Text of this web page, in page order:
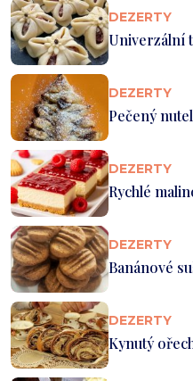
DEZERTY
Univerzální
DEZERTY
Pečený
DEZERTY
Rychlé
DEZERTY
Banánové
DEZERTY
Kynutý